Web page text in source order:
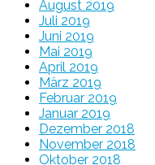
August 2019
Juli 2019
Juni 2019
Mai 2019
April 2019
März 2019
Februar 2019
Januar 2019
Dezember 2018
November 2018
Oktober 2018